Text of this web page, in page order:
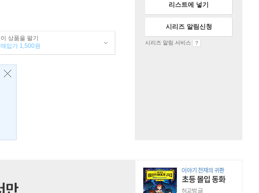
이 상품을 팔기
매입가 1,500원
리스트에 넣기
시리즈 알림신청
시리즈 알림 서비스